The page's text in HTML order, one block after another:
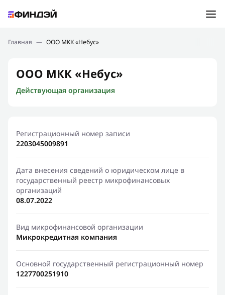
Подбор займа
Новости
Финансовое просвещение
Главная — ООО МКК «Небус»
ООО МКК «Небус»
Действующая организация
Регистрационный номер записи
2203045009891
Дата внесения сведений о юридическом лице в
государственный реестр микрофинансовых
организаций
08.07.2022
Вид микрофинансовой организации
Микрокредитная компания
Основной государственный регистрационный номер
1227700251910
Ошибка:Контактная форма не найдена.
Спасибо, что написали нам
Мы свяжемся с Вами в ближайшее время и сообщим
результат
Отправить новый запрос